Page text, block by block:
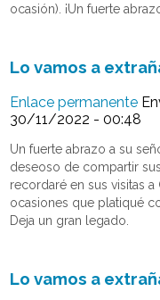
ocasión). ¡Un fuerte
Lo vamos a
Enlace permanente
30/11/2022 - 00:48
Un fuerte abrazo a su
deseoso de compartir
recordaré en sus visitas
ocasiones que platiqué
Deja un gran legado.
Lo vamos a